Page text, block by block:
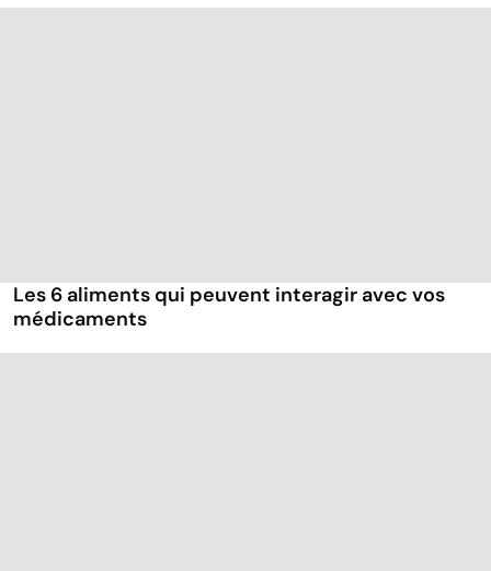
Les 6 aliments qui peuvent interagir avec vos
médicaments